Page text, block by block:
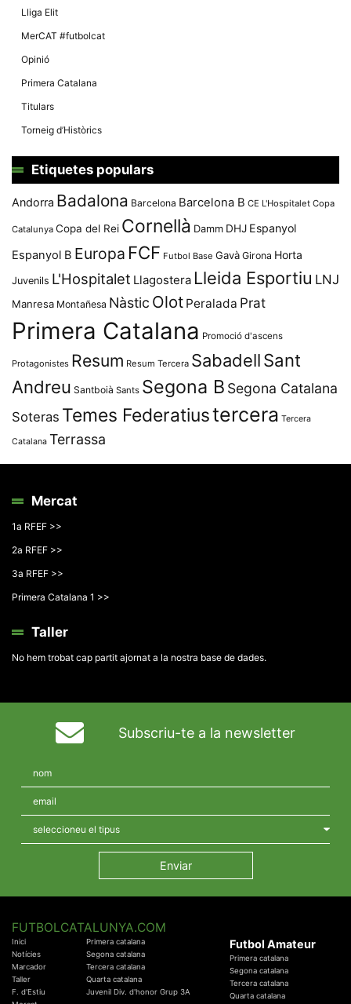
Lliga Elit
MerCAT #futbolcat
Opinió
Primera Catalana
Titulars
Torneig d’Històrics
Etiquetes populars
Andorra Badalona Barcelona Barcelona B CE L'Hospitalet Copa
Catalunya Copa del Rei Cornellà Damm DHJ Espanyol
Espanyol B Europa FCF Futbol Base Gavà Girona Horta
Juvenils L'Hospitalet Llagostera Lleida Esportiu LNJ
Manresa Montañesa Nàstic Olot Peralada Prat
Primera Catalana Promoció d'ascens
Protagonistes Resum Resum Tercera SabadellSant
Andreu Santboià Sants Segona B Segona Catalana
Soteras Temes Federatiustercera Tercera
Catalana Terrassa
Mercat
1a RFEF >>
2a RFEF >>
3a RFEF >>
Primera Catalana 1 >>
Taller
No hem trobat cap partit ajornat a la nostra base de dades.
Subscriu-te a la newsletter
FUTBOLCATALUNYA.COM
Inici
Notícies
Marcador
Taller
F. d'Estiu
Primera catalana
Segona catalana
Tercera catalana
Quarta catalana
Juvenil Div. d'honor Grup 3A
Futbol Amateur
Primera catalana
Segona catalana
Tercera catalana
Quarta catalana